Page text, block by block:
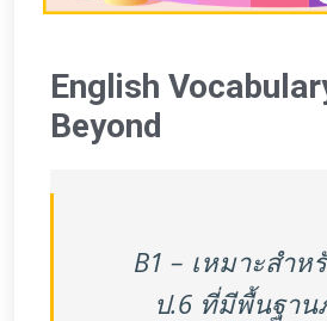
English
Beyond
B1 – เหมาะสำห
ป.6 ที่มีพื้นฐาน